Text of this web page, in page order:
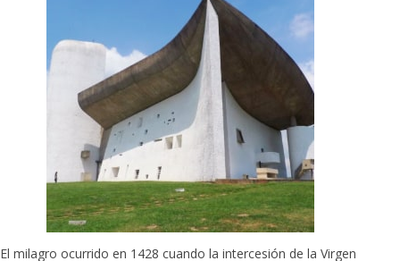
El milagro ocurrido en 1428 cuando la intercesión de la Virgen